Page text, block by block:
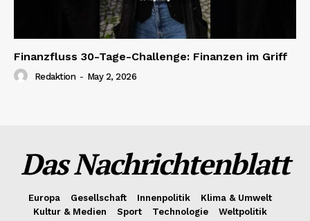
Finanzfluss 30-Tage-Challenge: Finanzen im Griff
Redaktion - May 2, 2026
Das Nachrichtenblatt
Europa Gesellschaft Innenpolitik
Klima & Umwelt
Kultur & Medien
Sport Technologie
Weltpolitik